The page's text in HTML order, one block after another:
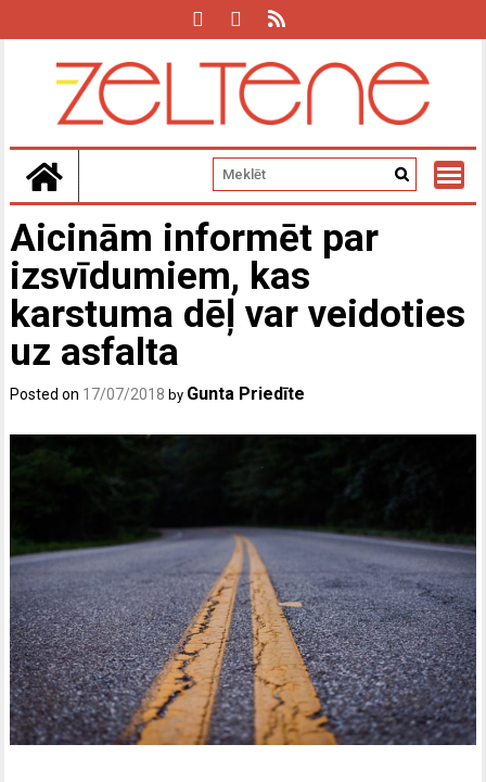
Aicinām informēt par
izsvīdumiem, kas
karstuma dēļ var veidoties
uz asfalta
Posted on 17/07/2018 by Gunta Priedīte